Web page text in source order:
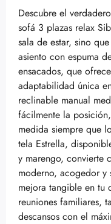
Descubre el
sofá 3 plazas relax
sala de estar, sino
asiento con espuma
ensacados, que
adaptabilidad única
reclinable manual
fácilmente la
medida siempre que
tela Estrella,
y marengo, convierte
moderno, acogedor y
mejora tangible en tu
reuniones familiares,
descansos con el